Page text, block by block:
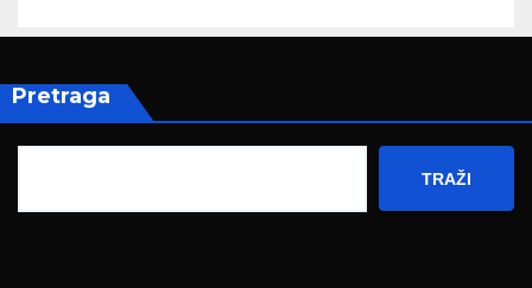
Pretraga
TRAŽI